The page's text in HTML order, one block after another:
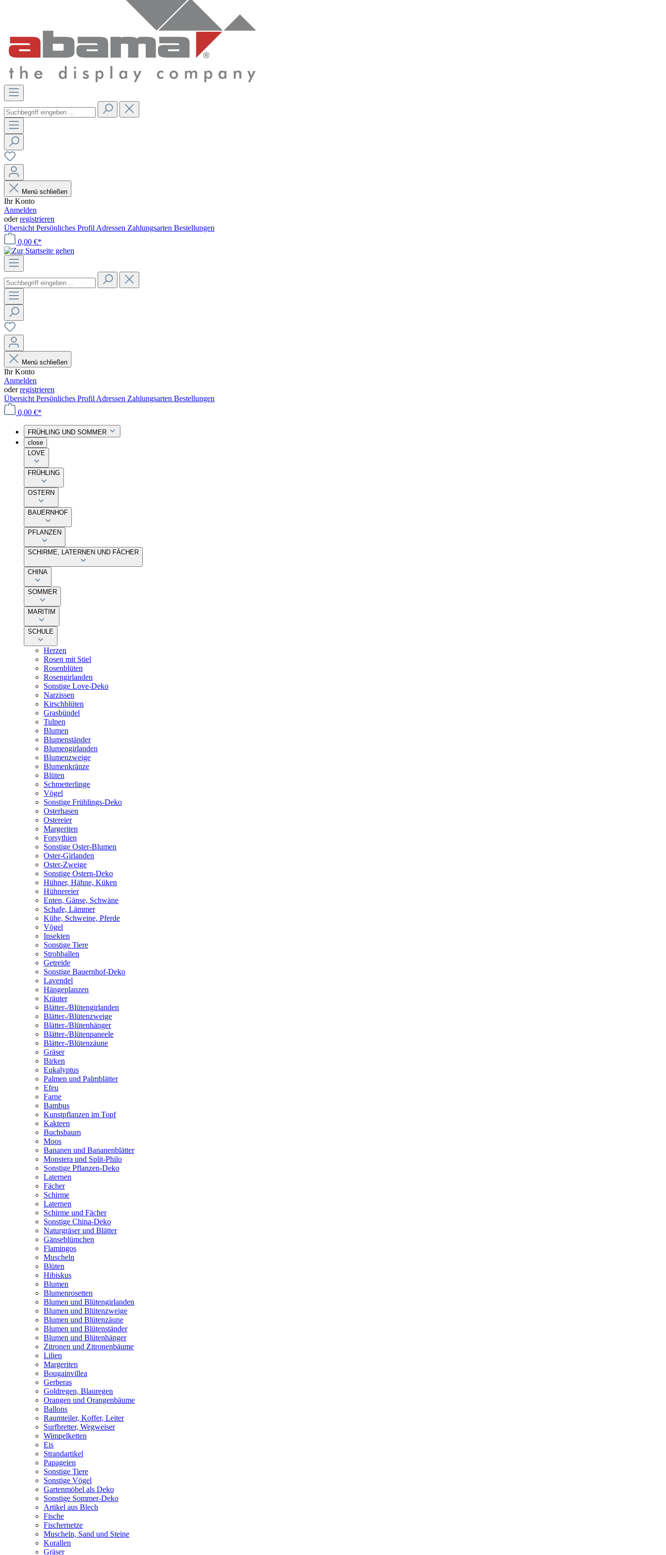
Menü schließen
Ihr Konto
Anmelden
oderregistrieren
Übersicht Persönliches Profil Adressen Zahlungsarten Bestellungen
0,00 €*
Menü schließen
Ihr Konto
Anmelden
oderregistrieren
Übersicht Persönliches Profil Adressen Zahlungsarten Bestellungen
0,00 €*
FRÜHLING UND SOMMER
close
LOVE
FRÜHLING
OSTERN
BAUERNHOF
PFLANZEN
SCHIRME, LATERNEN UND FÄCHER
CHINA
SOMMER
MARITIM
SCHULE
Herzen
Rosen mit Stiel
Rosenblüten
Rosengirlanden
Sonstige Love-Deko
Narzissen
Kirschblüten
Grasbündel
Tulpen
Blumen
Blumenständer
Blumengirlanden
Blumenzweige
Blumenkränze
Blüten
Schmetterlinge
Vögel
Sonstige Frühlings-Deko
Osterhasen
Ostereier
Margeriten
Forsythien
Sonstige Oster-Blumen
Oster-Girlanden
Oster-Zweige
Sonstige Ostern-Deko
Hühner, Hähne, Küken
Hühnereier
Enten, Gänse, Schwäne
Schafe, Lämmer
Kühe, Schweine, Pferde
Vögel
Insekten
Sonstige Tiere
Strohballen
Getreide
Sonstige Bauernhof-Deko
Lavendel
Hängeplanzen
Kräuter
Blätter-/Blütengirlanden
Blätter-/Blütenzweige
Blätter-/Blütenhänger
Blätter-/Blütenpaneele
Blätter-/Blütenzäune
Gräser
Birken
Eukalyptus
Palmen und Palmblätter
Efeu
Farne
Bambus
Kunstpflanzen im Topf
Kakteen
Buchsbaum
Moos
Bananen und Bananenblätter
Monstera und Split-Philo
Sonstige Pflanzen-Deko
Laternen
Fächer
Schirme
Laternen
Schirme und Fächer
Sonstige China-Deko
Naturgräser und Blätter
Gänseblümchen
Flamingos
Muscheln
Blüten
Hibiskus
Blumen
Blumenrosetten
Blumen und Blütengirlanden
Blumen und Blütenzweige
Blumen und Blütenzäune
Blumen und Blütenständer
Blumen und Blütenhänger
Zitronen und Zitronenbäume
Lilien
Margeriten
Bougainvillea
Gerberas
Goldregen, Blauregen
Orangen und Orangenbäume
Ballons
Raumteiler, Koffer, Leiter
Surfbretter, Wegweiser
Wimpelketten
Eis
Strandartikel
Papageien
Sonstige Tiere
Sonstige Vögel
Gartenmöbel als Deko
Sonstige Sommer-Deko
Artikel aus Blech
Fische
Fischernetze
Muscheln, Sand und Steine
Korallen
Gräser